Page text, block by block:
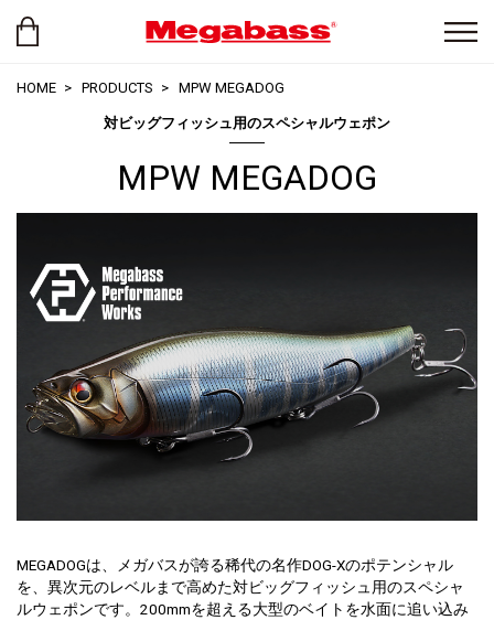
HOME PRODUCTS MPW MEGADOG
対ビッグフィッシュ用のスペシャルウェポン
MPW MEGADOG
MEGADOGは、メガバスが誇る稀代の名作DOG-Xのポテンシャル
を、異次元のレベルまで高めた対ビッグフィッシュ用のスペシャ
ルウェポンです。200mmを超える大型のベイトを水面に追い込み